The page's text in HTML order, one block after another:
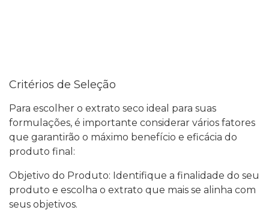
Critérios de Seleção
Para escolher o extrato seco ideal para suas
formulações, é importante considerar vários fatores
que garantirão o máximo benefício e eficácia do
produto final:
Objetivo do Produto: Identifique a finalidade do seu
produto e escolha o extrato que mais se alinha com
seus objetivos.